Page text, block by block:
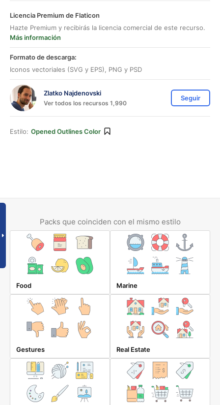
Licencia Premium de Flaticon
Hazte Premium y recibirás la licencia comercial de este recurso.
Más información
Formato de descarga:
Iconos vectoriales (SVG y EPS), PNG y PSD
Zlatko Najdenovski
Ver todos los recursos 1,990
Seguir
Estilo: Opened Outlines Color
Packs que coinciden con el mismo estilo
Food Marine
Gestures Real Estate